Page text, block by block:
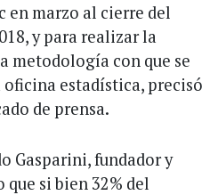
en marzo al cierre del
y para realizar la
metodología con que se
estadística, precisó
de prensa.
Gasparini, fundador y
si bien 32% del